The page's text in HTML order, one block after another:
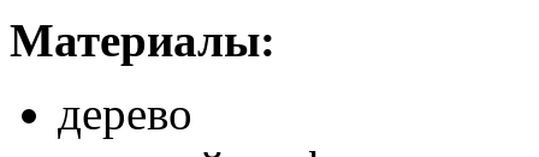
Материалы:
дерево